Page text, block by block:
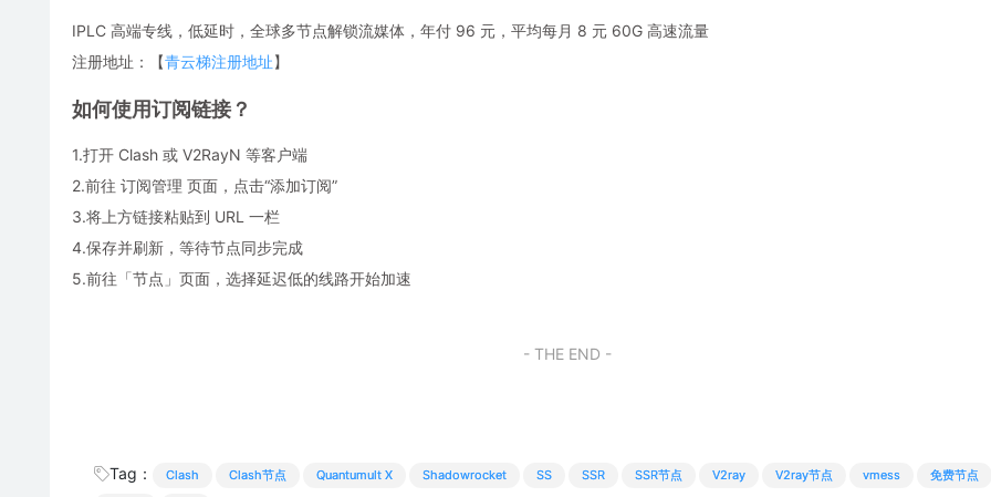
IPLC 高端专线，低延时，全球多节点解锁流媒体，年付 96 元，平均每月 8 元 60G 高速流量
注册地址：【青云梯注册地址】
如何使用订阅链接？
1.打开 Clash 或 V2RayN 等客户端
2.前往 订阅管理 页面，点击“添加订阅”
3.将上方链接粘贴到 URL 一栏
4.保存并刷新，等待节点同步完成
5.前往「节点」页面，选择延迟低的线路开始加速
- THE END -
Tag： Clash Clash节点 Quantumult X Shadowrocket SS SSR SSR节点 V2ray V2ray节点 vmess
免费节点